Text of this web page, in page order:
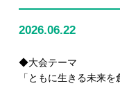
2026.06.22
◆大会テーマ
「ともに生きる未来